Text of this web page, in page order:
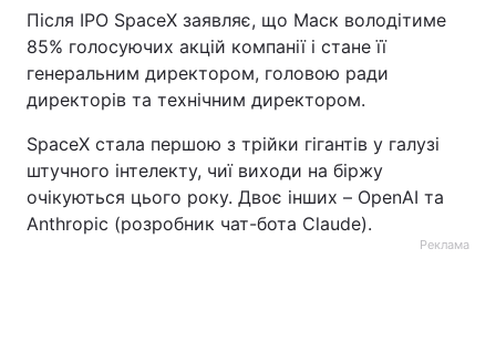
Після IPO SpaceX заявляє, що Маск володітиме
85% голосуючих акцій компанії і стане її
генеральним директором, головою ради
директорів та технічним директором.
SpaceX стала першою з трійки гігантів у галузі
штучного інтелекту, чиї виходи на біржу
очікуються цього року. Двоє інших – OpenAI та
Anthropic (розробник чат-бота Claude).
Реклама